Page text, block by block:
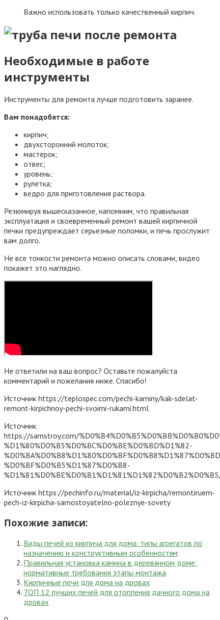
Важно использовать только качественный кирпич.
Необходимые в работе
инструменты
Инструменты для ремонта лучше подготовить заранее.
Вам понадобятся:
кирпич;
двухсторонний молоток;
мастерок;
отвес;
уровень;
рулетка;
ведро для приготовления раствора.
Резюмируя вышесказанное, напомним, что правильная
эксплуатация и своевременный ремонт вашей кирпичной
печки предупреждает серьезные поломки, и печь прослужит
вам долго.
Не все тонкости ремонта можно описать словами, видео
покажет это наглядно.
Не ответили на ваш вопрос? Оставьте пожалуйста
комментарий и пожелания ниже. Спасибо!
Источник https://teplospec.com/pechi-kaminy/kak-sdelat-
remont-kirpichnoy-pechi-svoimi-rukami.html
Источник
https://samstroy.com/
%D1%80%D0%B5%D0%BC%D0%BE%D0%BD%D1%82-
%D0%BF%D0%B5%D1%87%D0%B8-
Источник https://pechinfo.ru/material/iz-kirpicha/remontiruem-
pech-iz-kirpicha-samostoyatelno-poleznye-sovety
Похожие записи:
Виды печей из кирпича для дома: типы агрегатов по
назначению и конструктивным особенностям
Правильная установка камина в деревянном доме:
нормативные требования этапы монтажа
Кирпичные печи для дома на дровах
ТОП 12 лучших печей для отопления дачного дома на
дровах